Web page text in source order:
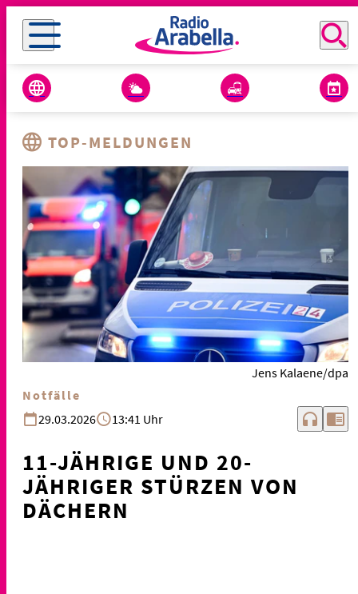
TOP-MELDUNGEN
Jens Kalaene/dpa
Notfälle
29.03.2026
13:41 Uhr headphones chrome_reader_mode
11-JÄHRIGE UND 20-
JÄHRIGER STÜRZEN VON
DÄCHERN